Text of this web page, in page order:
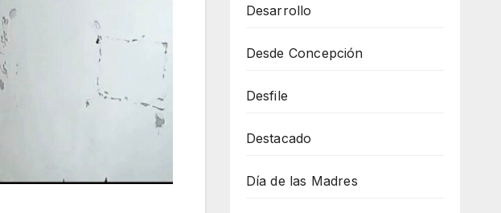
Desarrollo
Desde Concepción
Desfile
Destacado
Día de las Madres